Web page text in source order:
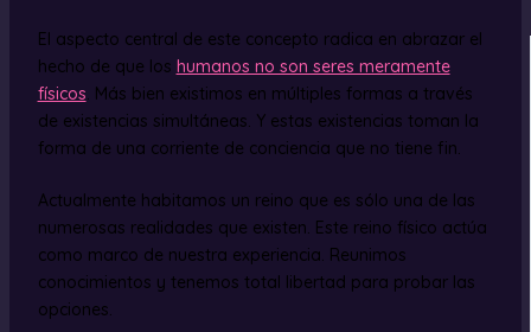
El aspecto central de este concepto radica en abrazar el
hecho de que los humanos no son seres meramente
físicos. Más bien existimos en múltiples formas a través
de existencias simultáneas. Y estas existencias toman la
forma de una corriente de conciencia que no tiene fin.
Actualmente habitamos un reino que es sólo una de las
numerosas realidades que existen. Este reino físico actúa
como marco de nuestra experiencia. Reunimos
conocimientos y tenemos total libertad para probar las
opciones.